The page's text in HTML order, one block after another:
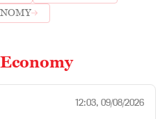
12:03, 09/08/2026